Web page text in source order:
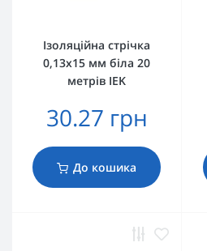
Ізоляційна стрічка
0,13х15 мм біла 20
метрів IEK
30.27 грн
До кошика